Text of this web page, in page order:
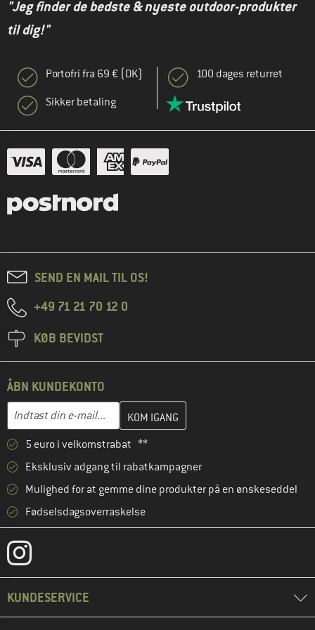
"Jeg finder de bedste & nyeste outdoor-produkter
til dig!"
Portofri fra 69 € (DK)
Sikker betaling
100 dages returret
SEND EN MAIL TIL OS!
+49 71 21 70 12 0
KØB BEVIDST
ÅBN KUNDEKONTO
E-mail-adresse
Indtast din e-mailadresse her, og opret i næste trin din
5 euro i velkomstrabat **
Eksklusiv adgang til rabatkampagner
Mulighed for at gemme dine produkter på en ønskeseddel
Fødselsdagsoverraskelse
KUNDESERVICE